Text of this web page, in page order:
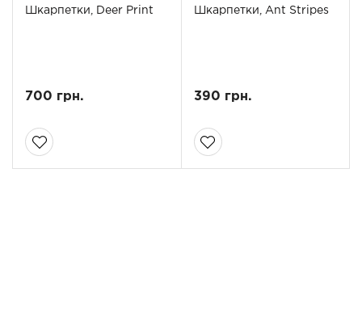
Шкарпетки, Deer Print
700 грн.
Шкарпетки, Ant Stripes
390 грн.